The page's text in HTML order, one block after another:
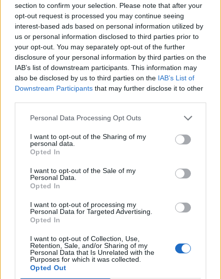
section to confirm your selection. Please note that after your
opt-out request is processed you may continue seeing
interest-based ads based on personal information utilized by
us or personal information disclosed to third parties prior to
your opt-out. You may separately opt-out of the further
disclosure of your personal information by third parties on the
IAB’s list of downstream participants. This information may
also be disclosed by us to third parties on the IAB’s List of
Downstream Participants that may further disclose it to other
Personal Data Processing Opt Outs
I want to opt-out of the Sharing of my
personal data.
Opted In
I want to opt-out of the Sale of my
Personal Data.
Opted In
I want to opt-out of processing my
Personal Data for Targeted Advertising.
Opted In
I want to opt-out of Collection, Use,
Retention, Sale, and/or Sharing of my
Personal Data that Is Unrelated with the
Purposes for which it was collected.
Opted Out
Thyssenkrupp: Δραστική
μείωση παραγωγής και
στο φόντο δεκάδες
απολύσεις
12/04/2024 - 13:29
Η Ολλανδία υπόσχεται
στην Ουκρανία στρατιωτική
στήριξη ύψους 4 δισ. ευρώ
έως το 2025
12/04/2024 - 17:06
ΡΟΗ ΕΙΔΗΣΕΩΝ
Αλ. Τσίπρας: Στις 2 Σεπτεμβρίου η παρουσίαση του
οικονομικού προγράμματος της ΕΛ.Α.Σ. στη
Θεσσαλονίκη